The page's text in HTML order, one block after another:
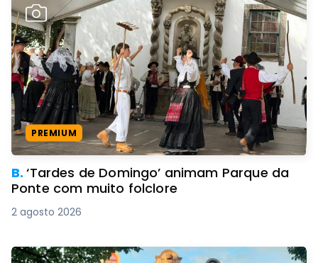
PREMIUM
B.‘Tardes de Domingo’ animam Parque da
Ponte com muito folclore
2 agosto 2026